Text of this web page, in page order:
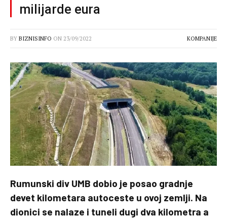
milijarde eura
BY BIZNISINFO ON 23/09/2022 KOMPANIJE
Rumunski div UMB dobio je posao gradnje
devet kilometara autoceste u ovoj zemlji. Na
dionici se nalaze i tuneli dugi dva kilometra a